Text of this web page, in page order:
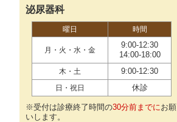
泌尿器科
曜日 時間
月・火・水・金
9:00-12:30
14:00-18:00
木・土 9:00-12:30
日・祝日 休診
※受付は診療終了時間の30分前までにお願
いします。